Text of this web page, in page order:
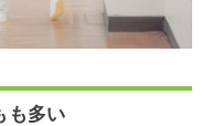
も多い